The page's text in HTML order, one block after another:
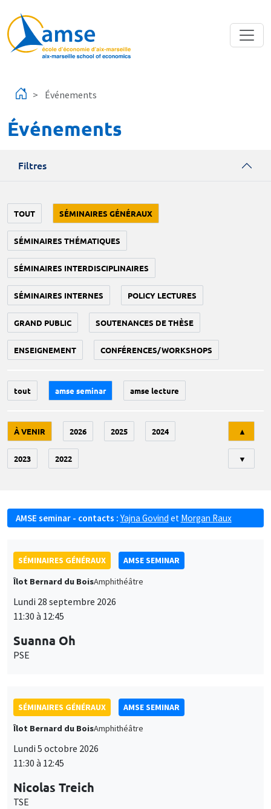
Événements
Événements
Filtres
TOUT SÉMINAIRES GÉNÉRAUX
SÉMINAIRES THÉMATIQUES
SÉMINAIRES INTERDISCIPLINAIRES
SÉMINAIRES INTERNES POLICY LECTURES
GRAND PUBLIC SOUTENANCES DE THÈSE
ENSEIGNEMENT CONFÉRENCES/WORKSHOPS
tout amse seminar amse lecture
À VENIR 2026 2025 2024
2023 2022
▲
▼
AMSE seminar - contacts : Yajna Govind et Morgan Raux
SÉMINAIRES GÉNÉRAUX
AMSE SEMINAR
Îlot Bernard du BoisAmphithéâtre
Lundi 28 septembre 2026
11:30 à 12:45
Suanna Oh
PSE
SÉMINAIRES GÉNÉRAUX
AMSE SEMINAR
Îlot Bernard du BoisAmphithéâtre
Lundi 5 octobre 2026
11:30 à 12:45
Nicolas Treich
TSE